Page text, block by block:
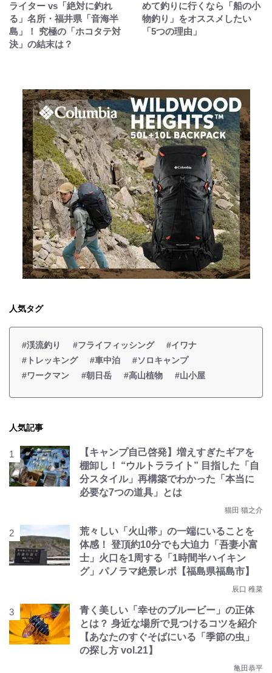
ライター vs「絶対に釣れ
る」名所・福井県「音海半
島」！ 究極の「ホコタテ対
決」の結末は？
めて釣りに行くなら「船の小
物釣り」をオススメしたい
「5つの理由」
人気タグ
#渓流釣り #フライフィッシング
#イワナ
#トレッキング
#車中泊
#ソロキャンプ
#ワークマン
#朝日岳 #高山植物 #山小屋
人気記事
【キャンプ自己啓発】増えすぎたギアを
棚卸し！ “ウルトラライト” 目指した「自
分スタイル」再構築でわかった「本当に
必要な7つの道具」とは
猫田 猫之介
荒々しい「火山帯」の一端にいることを
体感！ 登頂約10分でも大迫力「吾妻小富
士」火口を1周する「1時間半ハイキン
グ」パノラマ絶景レポ【福島県福島市】
辰口 稚菜
青く美しい「幸せのブルービー」の正体
とは？ 身近な場所で見つけるコツを紹介
【あなたのすぐそばにいる「季節の虫」
の探し方 vol.21】
亀田恭平